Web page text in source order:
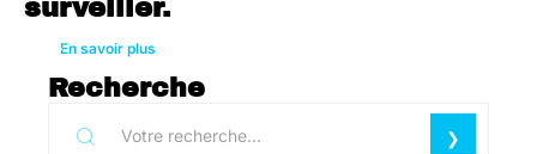
surveiller.
En savoir plus
Recherche